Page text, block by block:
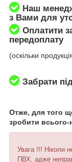
Наш
з Вами для
Оплатити
передоплату
(оскільки
Забрати
Отже, для того
зробити всього-
Увага !!! Ніколи
ПВХ, адже